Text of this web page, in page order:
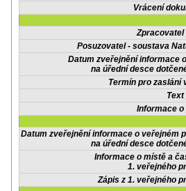
Vrácení
Zpracovatel
Posuzovatel - soustava
Datum zveřejnění informace
na úřední desce
Termín pro zaslání
Informace
Datum zveřejnění informace o veřejném
na úřední desce
Informace o místě a
1. veřejného
Zápis z 1. veřejného